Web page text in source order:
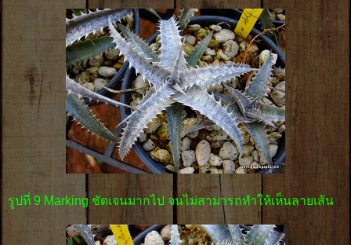
รูปที่ 9 Marking ชัดเจนมากไป จนไม่สามารถทำให้เห็นลายเส้น